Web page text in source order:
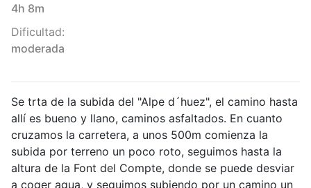
4h 8m
Dificultad:
moderada
Se trta de la subida del "Alpe d´huez", el camino hasta
allí es bueno y llano, caminos asfaltados. En cuanto
cruzamos la carretera, a unos 500m comienza la
subida por terreno un poco roto, seguimos hasta la
altura de la Font del Compte, donde se puede desviar
a coger agua, y seguimos subiendo por un camino un